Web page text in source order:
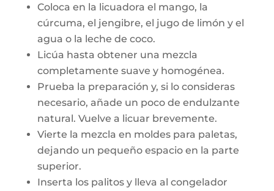
Coloca en la licuadora el mango, la
cúrcuma, el jengibre, el jugo de limón y el
agua o la leche de coco.
Licúa hasta obtener una mezcla
completamente suave y homogénea.
Prueba la preparación y, si lo consideras
necesario, añade un poco de endulzante
natural. Vuelve a licuar brevemente.
Vierte la mezcla en moldes para paletas,
dejando un pequeño espacio en la parte
superior.
Inserta los palitos y lleva al congelador